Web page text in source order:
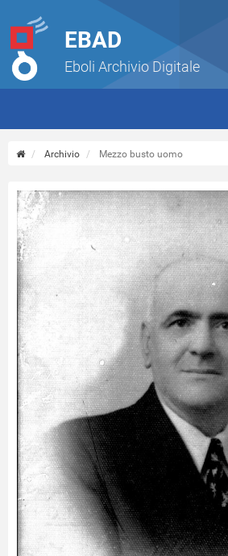
EBAD
Eboli Archivio Digitale
Archivio Mezzo busto uomo